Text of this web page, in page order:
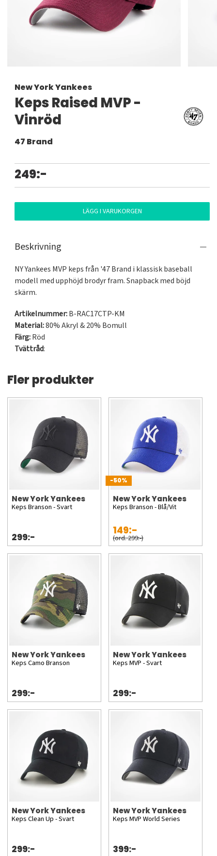
New York Yankees
Keps Raised MVP -
Vinröd
47 Brand
249:-
LÄGG I VARUKORGEN
Beskrivning
NY Yankees MVP keps från '47 Brand i klassisk baseball
modell med upphöjd brodyr fram. Snapback med böjd
skärm.
Artikelnummer:B-RAC17CTP-KM
Material:80% Akryl & 20% Bomull
Färg:Röd
Tvättråd:
Fler produkter
New York Yankees
Keps Branson - Svart
299:-
-50%
New York Yankees
Keps Branson - Blå/Vit
149:-
(ord. 299:-)
New York Yankees
Keps Camo Branson
299:-
New York Yankees
Keps MVP - Svart
299:-
New York Yankees
Keps Clean Up - Svart
299:-
New York Yankees
Keps MVP World Series
399:-